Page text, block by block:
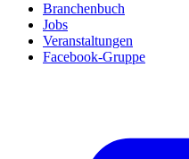
Branchenbuch
Jobs
Veranstaltungen
Facebook-Gruppe